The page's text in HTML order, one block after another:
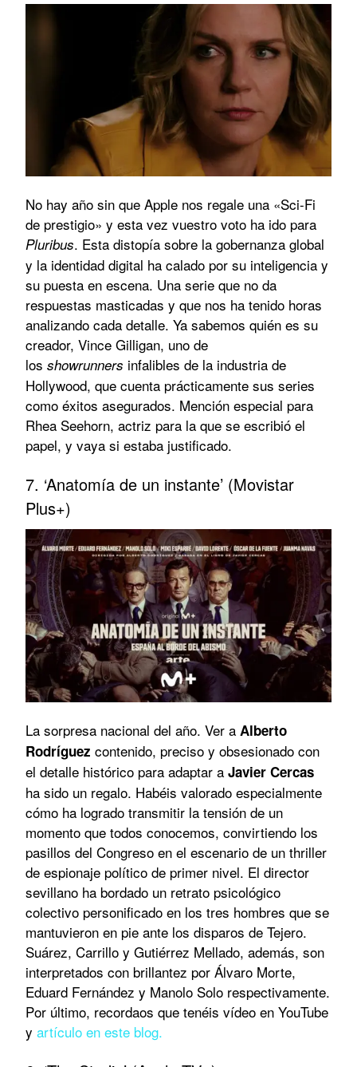
No hay año sin que Apple nos regale una «Sci-Fi
de prestigio» y esta vez vuestro voto ha ido para
Pluribus. Esta distopía sobre la gobernanza global
y la identidad digital ha calado por su inteligencia y
su puesta en escena. Una serie que no da
respuestas masticadas y que nos ha tenido horas
analizando cada detalle. Ya sabemos quién es su
creador, Vince Gilligan, uno de
los showrunners infalibles de la industria de
Hollywood, que cuenta prácticamente sus series
como éxitos asegurados. Mención especial para
Rhea Seehorn, actriz para la que se escribió el
papel, y vaya si estaba justificado.
7. ‘Anatomía de un instante’ (Movistar
Plus+)
La sorpresa nacional del año. Ver a Alberto
Rodríguez contenido, preciso y obsesionado con
el detalle histórico para adaptar a Javier Cercas
ha sido un regalo. Habéis valorado especialmente
cómo ha logrado transmitir la tensión de un
momento que todos conocemos, convirtiendo los
pasillos del Congreso en el escenario de un thriller
de espionaje político de primer nivel. El director
sevillano ha bordado un retrato psicológico
colectivo personificado en los tres hombres que se
mantuvieron en pie ante los disparos de Tejero.
Suárez, Carrillo y Gutiérrez Mellado, además, son
interpretados con brillantez por Álvaro Morte,
Eduard Fernández y Manolo Solo respectivamente.
Por último, recordaos que tenéis vídeo en YouTube
y artículo en este blog.